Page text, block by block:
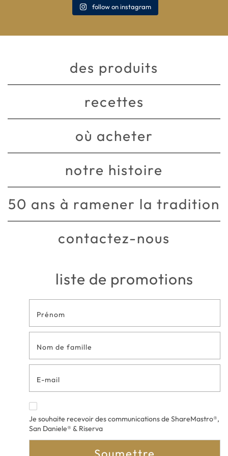
follow on instagram
des produits
recettes
où acheter
notre histoire
50 ans à ramener la tradition
contactez-nous
liste de promotions
Formulaire
de contact
en bas de
page
Je souhaite recevoir des communications de ShareMastro®,
San Daniele® & Riserva